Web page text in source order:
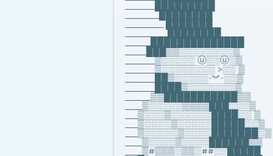
_______█████████
________████████
_________ ███████
__________████████
______██████████████
_____███▒▒░░░░░░░░▒
_______▒░░░░░ ⓤ░░ⓤ░▒
_______▒░░░░░░░░ >░░ ▒
_______██▒░░░░░·︾·░░▒
_______████▒░░░░░░░▒
______▒▒███████████▒▒
____▒░░░░░▒▒▒▒███░░░▒
___▒░░░▒░░░░░░████░░ ▒
___▒░░░░▒░░░░░█████░░▒
___▒░░░░░▒░░░░███████░▒
____▒░░░░▒░░░░██████▒▒
____▒#▒▒▒░▒▒░##░░█████